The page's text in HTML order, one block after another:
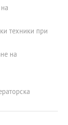
техники при
на